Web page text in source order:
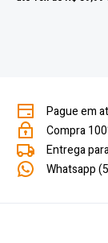
Pague em
Compra
Entrega
Whatsapp